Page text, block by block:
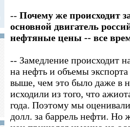
-- Почему же происходит
основной двигатель
нефтяные цены -- все
-- Замедление происходит
на нефть и объемы
выше, чем это было даже в
исходили из того, что
года. Поэтому мы
долл. за баррель нефти. Но